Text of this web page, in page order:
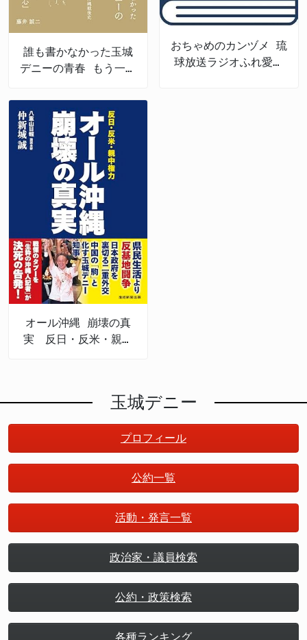
誰も書かなかった玉城
デニーの青春 もう一つ
おちゃめのカンヅメ 琉
球放送ラジオふれ愛パ
オール沖縄 崩壊の真
実 反日・反米・親中
玉城デニー
プロフィール
公約一覧
活動・発言一覧
政治家・議員検索
公約・政策検索
各種ランキング